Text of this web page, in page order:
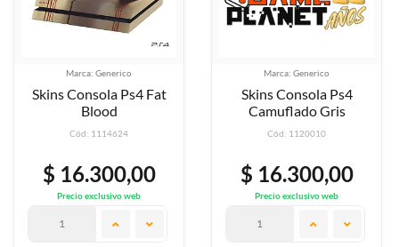
Marca: Generico
Skins Consola Ps4 Fat
Blood
Cód: 1114624
$ 16.300,00
Precio exclusivo web
Marca: Generico
Skins Consola Ps4
Camuflado Gris
Cód: 1120010
$ 16.300,00
Precio exclusivo web